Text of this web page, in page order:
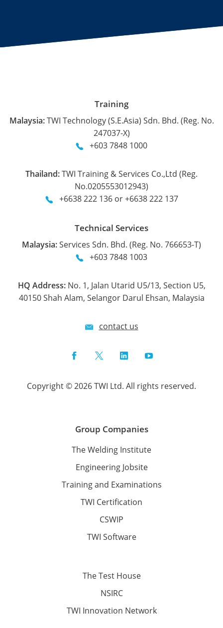
Training
Malaysia:TWI Technology (S.E.Asia) Sdn. Bhd. (Reg. No.
247037-X)
+603 7848 1000
Thailand:TWI Training & Services Co.,Ltd (Reg.
No.0205553012943)
+6638 222 136 or +6638 222 137
Technical Services
Malaysia:Services Sdn. Bhd. (Reg. No. 766653-T)
+603 7848 1003
HQ Address:No. 1, Jalan Utarid U5/13, Section U5,
40150 Shah Alam, Selangor Darul Ehsan, Malaysia
contact us
FacebookTwitterLinkedInYouTube
Copyright © 2026 TWI Ltd. All rights reserved.
Group Companies
The Welding Institute
Engineering Jobsite
Training and Examinations
TWI Certification
CSWIP
TWI Software
The Test House
NSIRC
TWI Innovation Network